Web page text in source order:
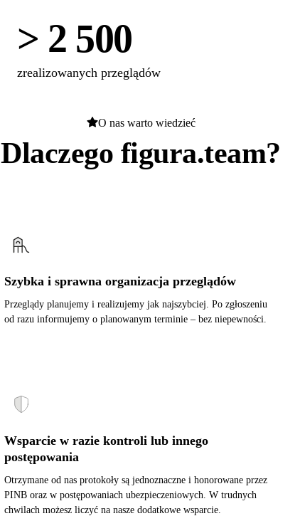
> 2 500
zrealizowanych przeglądów
O nas warto wiedzieć
Dlaczego figura.team?
Szybka i sprawna organizacja przeglądów
Przeglądy planujemy i realizujemy jak najszybciej. Po zgłoszeniu
od razu informujemy o planowanym terminie – bez niepewności.
Wsparcie w razie kontroli lub innego
postępowania
Otrzymane od nas protokoły są jednoznaczne i honorowane przez
PINB oraz w postępowaniach ubezpieczeniowych. W trudnych
chwilach możesz liczyć na nasze dodatkowe wsparcie.